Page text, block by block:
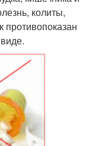
колиты,
противопоказан